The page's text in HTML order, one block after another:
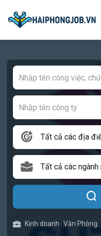
Tất cả các địa
Tất cả các ngành
Kinh doanh Văn Phòng